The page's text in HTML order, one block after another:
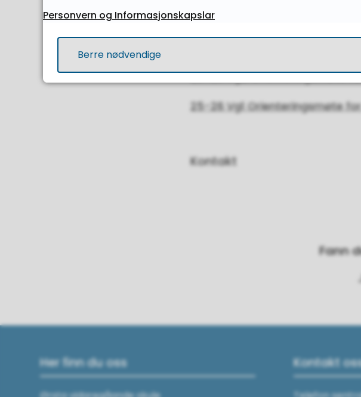
25-26 Vg2 Orienteringsmøte
25-26 Vg1 Orienteringsmøte
Kontakt
Fann
Her finn du oss Kontakt
Personvern og Informasjonskapslar
Berre nødvendige